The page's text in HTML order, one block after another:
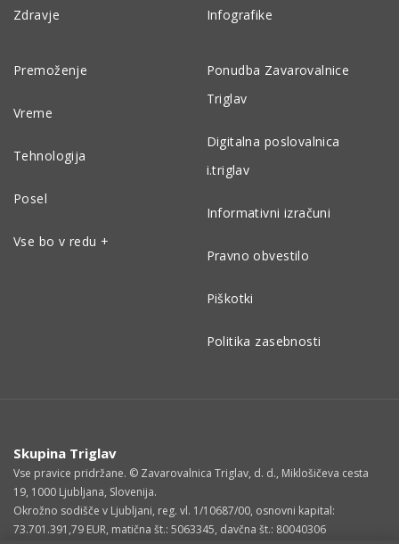
Zdravje
Premoženje
Vreme
Tehnologija
Posel
Vse bo v redu +
Infografike
Ponudba Zavarovalnice
Triglav
Digitalna poslovalnica
i.triglav
Informativni izračuni
Pravno obvestilo
Piškotki
Politika zasebnosti
Skupina Triglav
Vse pravice pridržane. © Zavarovalnica Triglav, d. d., Miklošičeva cesta
19, 1000 Ljubljana, Slovenija.
Okrožno sodišče v Ljubljani, reg. vl. 1/10687/00, osnovni kapital:
73.701.391,79 EUR, matična št.: 5063345, davčna št.: 80040306